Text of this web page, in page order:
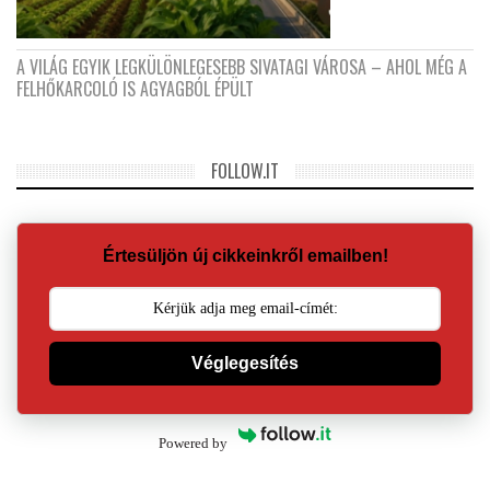
A VILÁG EGYIK LEGKÜLÖNLEGESEBB SIVATAGI VÁROSA – AHOL MÉG A
FELHŐKARCOLÓ IS AGYAGBÓL ÉPÜLT
FOLLOW.IT
Értesüljön új cikkeinkről emailben!
Véglegesítés
Powered by